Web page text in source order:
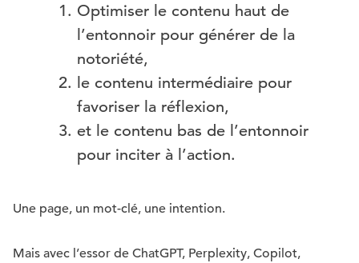
Optimiser le contenu haut de
l’entonnoir pour générer de la
notoriété,
le contenu intermédiaire pour
favoriser la réflexion,
et le contenu bas de l’entonnoir
pour inciter à l’action.
Une page, un mot-clé, une intention.
Mais avec l’essor de ChatGPT, Perplexity, Copilot,